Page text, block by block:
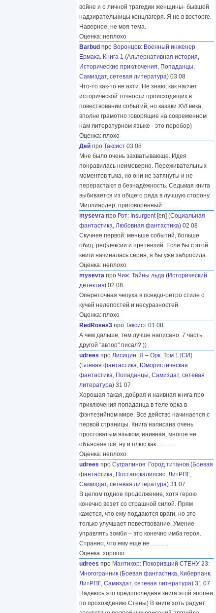
войне и о личной трагедии женщины- бывшей
надзирательницы концлагеря. Я не в восторге.
Наверное, не моя тема.
Оценка: неплохо
Barbud про Воронцов: Военный инженер
Ермака. Книга 1 (Альтернативная история,
Исторические приключения, Попаданцы,
Самиздат, сетевая литература) 03 08
Что-то как-то не ахти. Не знаю, как насчет
исторической точности происходящих в
повествовании событий, но казаки XVI века,
вполне грамотно говорящие на современном
нам литературном языке - это перебор)
Оценка: плохо
Дей про Таксист 03 08
Мне было очень захватывающе. Идея
понравилась неимоверно. Переживательных
моментов тьма, но они не затянуты и не
перерастают в безнадёжность. Седьмая книга
выбивается из общего ряда в лучшую сторону.
Миллиардер, приговорённый ………
mysevra про Рот: Insurgent[en] (Социальная
фантастика, Любовная фантастика) 02 08
Скучнее первой: меньше событий, больше
обид, рефлексии и претензий. Если бы с этой
книги начиналась серия, я бы уже забросила.
Оценка: неплохо
mysevra про Чиж: Тайны льда (Исторический
детектив) 02 08
Опереточная чепуха в псевдо-ретро стиле с
кучей нелепостей и несуразностей.
Оценка: плохо
RedRoses3 про Таксист 01 08
А чем дальше, тем лучше написано. 7 часть
другой "автор" писал? ))
udrees про Лисицин: Я – Орк. Том 1 [СИ]
(Боевая фантастика, Юмористическая
фантастика, Попаданцы, Самиздат, сетевая
литература) 31 07
Хорошая такая, добрая и наивная книга про
приключения попаданца в теле орка в
фэнтезийном мире. Все действо начинается с
первой страницы. Книга написана очень
простоватым языком, наивная, многое не
объясняется, ну и плюс как ………
Оценка: неплохо
udrees про Сугралинов: Город титанов (Боевая
фантастика, Постапокалипсис, ЛитРПГ,
Самиздат, сетевая литература) 31 07
В целом годное продолжение, хотя герою
конечно везет со страшной силой. Прям
кажется, что ему поддаются враги, но это
только улучшает повествование. Умение
управлять зомби – это конечно имба героя.
Странно, что ему еще не ………
Оценка: хорошо
udrees про Мантикор: Покоривший СТЕНУ 23:
Многогранник (Боевая фантастика, Киберпанк,
ЛитРПГ, Самиздат, сетевая литература) 31 07
Надеюсь это предпоследняя книга этой эпопеи
по прохождению Стены) В книге хоть радует